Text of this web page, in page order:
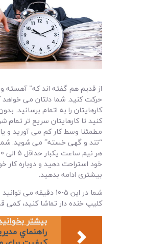
از قدیم هم گفته اند که” آهسته
حرکت کنید. شما دلتان می
کارهایتان را به اتمام برسانید.
کنید تا کارهایتان سریع تر تمام
مطمئنا وسط کار کم می آورید و
“تند و گهی خسته” می شوید.
خود استراحت دهید و دوباره کار
بیشتری ادامه بدهید.
شما در این 5-10 دقیقه می
کلیپ خنده دار تماشا کنید، کمی
بیشتر
راهنماي